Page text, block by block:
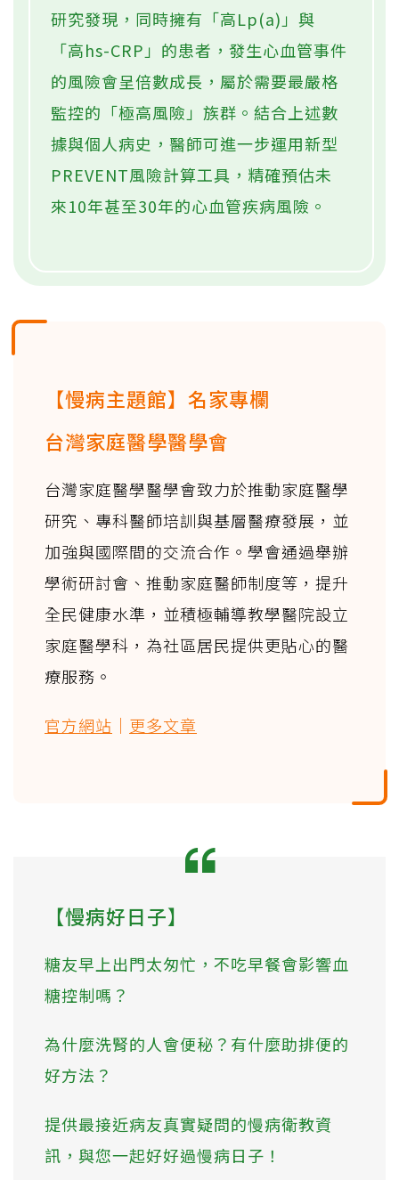
研究發現，同時擁有「高Lp(a)」與
「高hs-CRP」的患者，發生心血管事件
的風險會呈倍數成長，屬於需要最嚴格
監控的「極高風險」族群。結合上述數
據與個人病史，醫師可進一步運用新型
PREVENT風險計算工具，精確預估未
來10年甚至30年的心血管疾病風險。
【慢病主題館】名家專欄
台灣家庭醫學醫學會
台灣家庭醫學醫學會致力於推動家庭醫學
研究、專科醫師培訓與基層醫療發展，並
加強與國際間的交流合作。學會通過舉辦
學術研討會、推動家庭醫師制度等，提升
全民健康水準，並積極輔導教學醫院設立
家庭醫學科，為社區居民提供更貼心的醫
療服務。
官方網站 ｜ 更多文章
【慢病好日子】
糖友早上出門太匆忙，不吃早餐會影響血
糖控制嗎？
為什麼洗腎的人會便秘？有什麼助排便的
好方法？
提供最接近病友真實疑問的慢病衛教資
訊，與您一起好好過慢病日子！